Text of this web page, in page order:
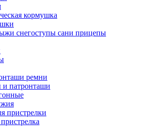
кормушка
снегоступы сани прицепы
ремни
патронташи
пристрелки